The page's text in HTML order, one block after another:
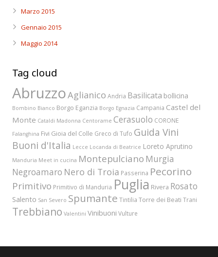
Marzo 2015
Gennaio 2015
Maggio 2014
Tag cloud
AbruzzoAglianico Andria Basilicata bollicina
Bombino Bianco Borgo Eganzia Borgo Egnazia Campania Castel del
Monte Cataldi Madonna Centorame Cerasuolo CORONE
Falanghina Fivi Gioia del Colle Greco di Tufo Guida Vini
Buoni d'Italia Lecce Locanda di Beatrice Loreto Aprutino
Manduria Meet in cucina Montepulciano Murgia
Negroamaro Nero di Troia Passerina Pecorino
Primitivo Primitivo di Manduria Puglia Rivera Rosato
Salento San Severo Spumante Tintilia Torre dei Beati Trani
Trebbiano Valentini Vinibuoni Vulture